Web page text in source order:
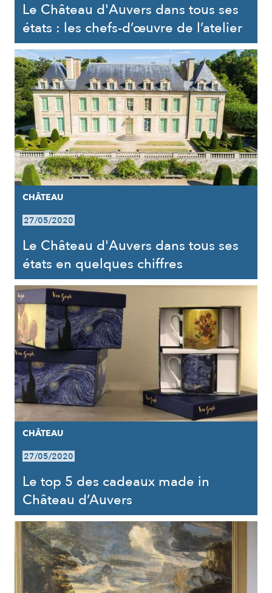
Le Château d'Auvers dans tous ses
états : les chefs-d’œuvre de l’atelier
CHÂTEAU
27/05/2020
Le Château d'Auvers dans tous ses
états en quelques chiffres
CHÂTEAU
27/05/2020
Le top 5 des cadeaux made in
Château d’Auvers